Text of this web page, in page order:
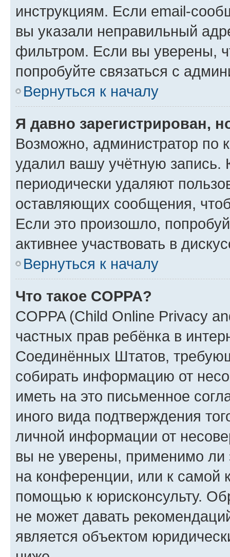
инструкциям. Если email-
вы указали неправильный
фильтром. Если вы уверены,
попробуйте связаться с
Вернуться к началу
Я давно зарегистрирован,
Возможно, администратор по
удалил вашу учётную запись.
периодически удаляют
оставляющих сообщения,
Если это произошло,
активнее участвовать в
Вернуться к началу
Что такое COPPA?
COPPA (Child Online Privacy
частных прав ребёнка в
Соединённых Штатов,
собирать информацию от
иметь на это письменное
иного вида подтверждения
личной информации от
вы не уверены, применимо ли
на конференции, или к самой
помощью к юрисконсульту.
не может давать
является объектом